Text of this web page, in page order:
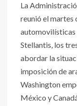
La
reunió el martes
Stellantis, los
abordar la
imposición de
Washington
México y